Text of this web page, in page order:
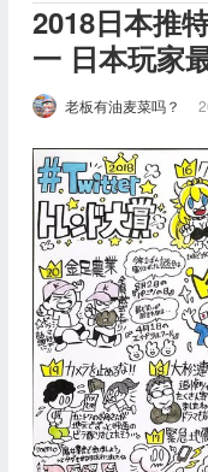
2018日本推
一 日本玩家
老板有油麦菜吗？